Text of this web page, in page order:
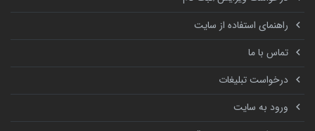
راهنمای استفاده از سایت
تماس با ما
درخواست تبلیغات
ورود به سایت